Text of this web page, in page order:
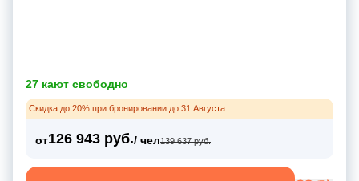
27 кают свободно
Скидка до 20% при бронировании до 31 Августа
от126 943 руб./ чел139 637 руб.